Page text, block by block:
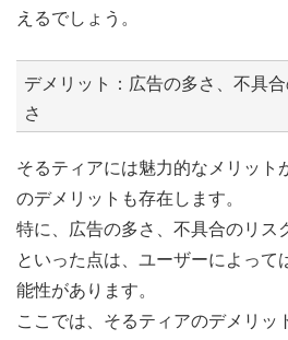
えるでしょう。
デメリット：広告の多さ、不具
さ
そるティアには魅力的なメリット
のデメリットも存在します。
特に、広告の多さ、不具合のリス
といった点は、ユーザーによって
能性があります。
ここでは、そるティアのデメリッ